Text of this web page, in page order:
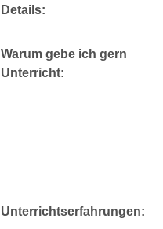
Details:
Warum gebe ich gern
Unterricht:
Unterrichtserfahrungen: